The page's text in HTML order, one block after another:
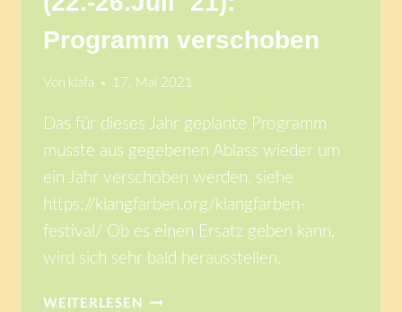
Programm verschoben
Von klafa 17. Mai 2021
Das für dieses Jahr geplante Programm
musste aus gegebenen Ablass wieder um
ein Jahr verschoben werden, siehe
https://klangfarben.org/klangfarben-
festival/ Ob es einen Ersatz geben kann,
wird sich sehr bald herausstellen.
WEITERLESEN
13.KLANGFARBEN